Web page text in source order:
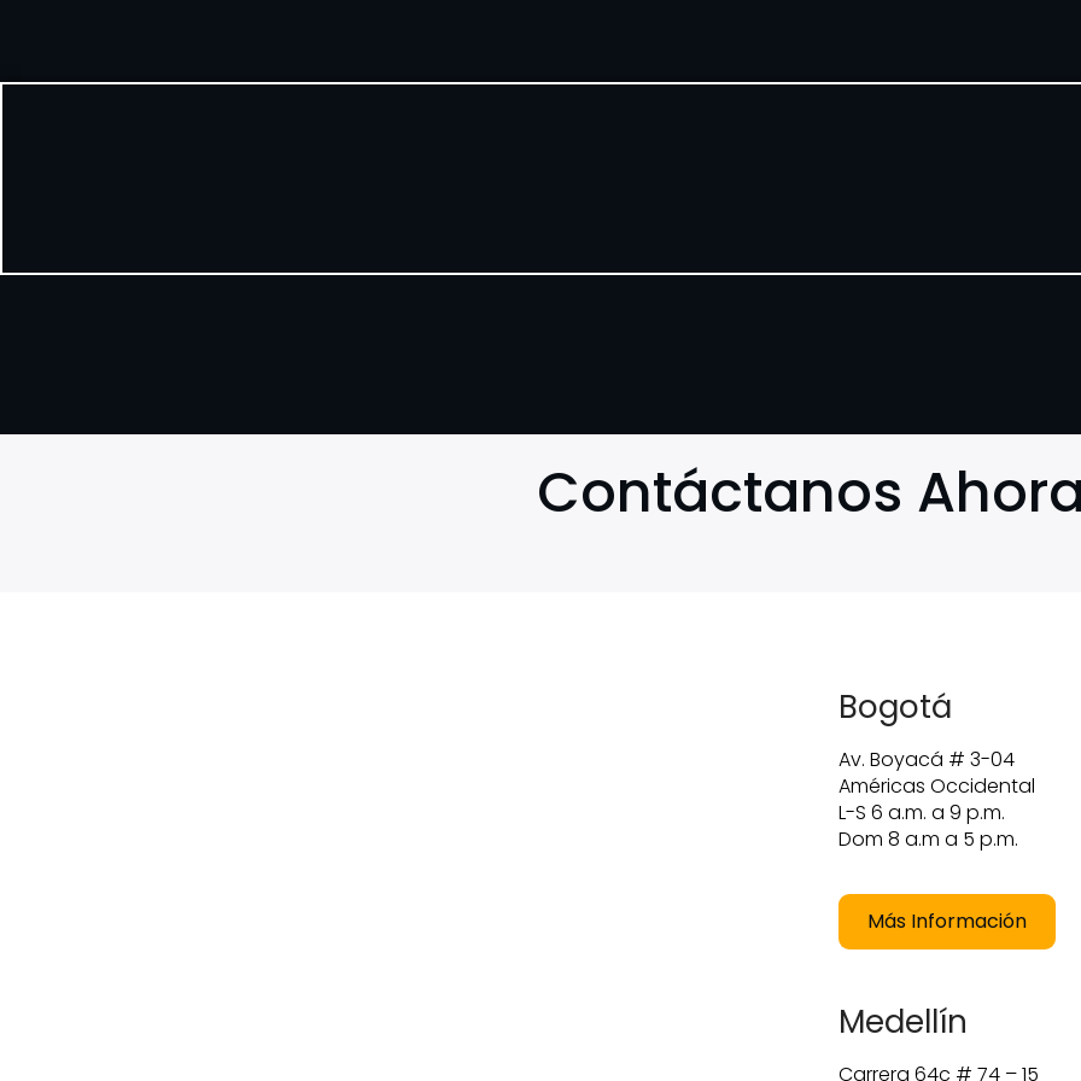
Contáctanos
Bogotá
Av. Boyacá # 3-04
Américas Occidental
L-S 6 a.m. a 9 p.m.
Dom 8 a.m a 5 p.m.
Más Información
Medellín
Carrera 64c # 74 – 15